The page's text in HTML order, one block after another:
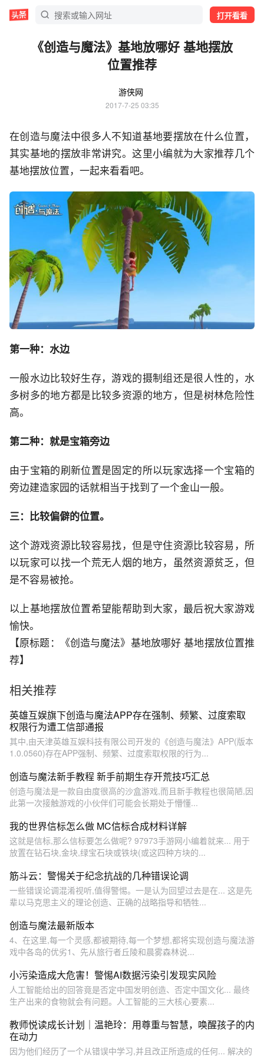
打开看看
《创造与魔法》基地放哪好 基地摆放
位置推荐
游侠网
2017-7-25 03:35
在创造与魔法中很多人不知道基地要摆放在什么位置，
其实基地的摆放非常讲究。这里小编就为大家推荐几个
基地摆放位置，一起来看看吧。
第一种：水边
一般水边比较好生存，游戏的摄制组还是很人性的，水
多树多的地方都是比较多资源的地方，但是树林危险性
高。
第二种：就是宝箱旁边
由于宝箱的刷新位置是固定的所以玩家选择一个宝箱的
旁边建造家园的话就相当于找到了一个金山一般。
三：比较偏僻的位置。
这个游戏资源比较容易找，但是守住资源比较容易，所
以玩家可以找一个荒无人烟的地方，虽然资源贫乏，但
是不容易被抢。
以上基地摆放位置希望能帮助到大家，最后祝大家游戏
愉快。
【原标题：《创造与魔法》基地放哪好 基地摆放位置推
荐】
相关推荐
英雄互娱旗下创造与魔法APP存在强制、频繁、过度索取
权限行为遭工信部通报
其中,由天津英雄互娱科技有限公司开发的《创造与魔法》APP(版本
1.0.0560)存在APP强制、频繁、过度索取权限的行为...
创造与魔法新手教程 新手前期生存开荒技巧汇总
创造与魔法是一款自由度很高的沙盒游戏,而且新手教程也很简陋,因
此第一次接触游戏的小伙伴们可能会长期处于懵懂...
我的世界信标怎么做 MC信标合成材料详解
这就是信标,那么信标要怎么做呢? 97973手游网小编着就来... 用于
放置在钻石块,金块,绿宝石块或铁块(或这四种方块的...
筋斗云：警惕关于纪念抗战的几种错误论调
一些错误论调混淆视听,值得警惕。一是认为回望过去是在... 这是先
辈以马克思主义的理论创造、正确的战略指导和牺牲...
创造与魔法最新版本
4、在这里,每一个灵感,都被期待,每一个梦想,都将实现创造与魔法游
戏中各岛的优劣1、先从旅行者丘陵和晨雾森林说...
小污染造成大危害！警惕AI数据污染引发现实风险
人工智能给出的回答竟是否定中国发明创造、否定中国文化... 最终
生产出来的食物就会有问题。人工智能的三大核心要素...
教师悦读成长计划｜温艳玲：用尊重与智慧，唤醒孩子的内
在动力
因为他们经历了一个从错误中学习,并且改正所造成的任何... 解决的